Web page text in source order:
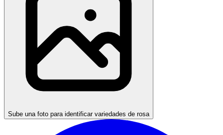
Sube una foto para identificar variedades de rosa